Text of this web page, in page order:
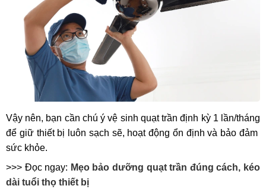
Vậy nên, bạn cần chú ý vệ sinh quạt trần định kỳ 1 lần/tháng
để giữ thiết bị luôn sạch sẽ, hoạt động ổn định và bảo đảm
sức khỏe.
>>> Đọc ngay: Mẹo bảo dưỡng quạt trần đúng cách, kéo
dài tuổi thọ thiết bị